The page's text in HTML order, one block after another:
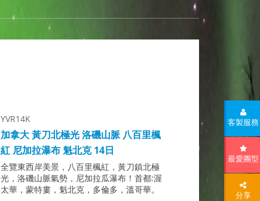
YVR14K
加拿大 黃刀北極光 洛磯山脈 八百里楓
紅 尼加拉瀑布 魁北克 14日
全覽東西岸美景，八百里楓紅，黃刀鎮北極
光，洛磯山脈氣勢，尼加拉瓜瀑布！首都:渥
太華，蒙特婁，魁北克，多倫多，溫哥華。
客製服務
最愛團型
分享